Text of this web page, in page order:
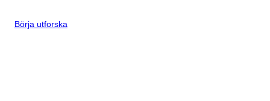
Börja utforska